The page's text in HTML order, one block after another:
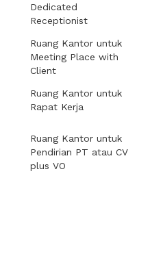
Dedicated
Receptionist
Ruang Kantor untuk
Meeting Place with
Client
Ruang Kantor untuk
Rapat Kerja
Ruang Kantor untuk
Pendirian PT atau CV
plus VO